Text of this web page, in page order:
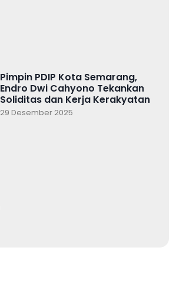
Pimpin PDIP Kota Semarang,
Endro Dwi Cahyono Tekankan
Soliditas dan Kerja Kerakyatan
29 Desember 2025